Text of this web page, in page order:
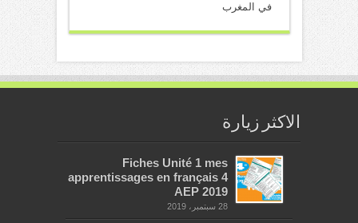
في المغرب
الاكثر زيارة
Fiches Unité 1 mes
apprentissages en français 4
AEP 2019
28 سبتمبر، 2019